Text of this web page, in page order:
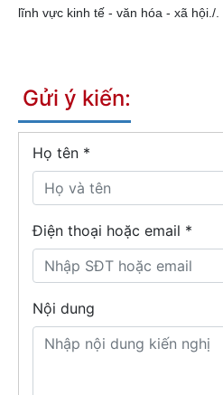
lĩnh vực kinh tế - văn hóa - xã hội./.
Gửi ý kiến:
Họ tên *
Điện thoại hoặc email *
Nội dung